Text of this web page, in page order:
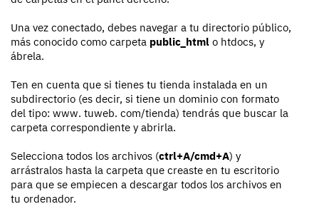
Una vez conectado, debes navegar a tu directorio público,
más conocido como carpeta public_html o htdocs, y
ábrela.
Ten en cuenta que si tienes tu tienda instalada en un
subdirectorio (es decir, si tiene un dominio con formato
del tipo: www. tuweb. com/tienda) tendrás que buscar la
carpeta correspondiente y abrirla.
Selecciona todos los archivos (ctrl+A/cmd+A) y
arrástralos hasta la carpeta que creaste en tu escritorio
para que se empiecen a descargar todos los archivos en
tu ordenador.